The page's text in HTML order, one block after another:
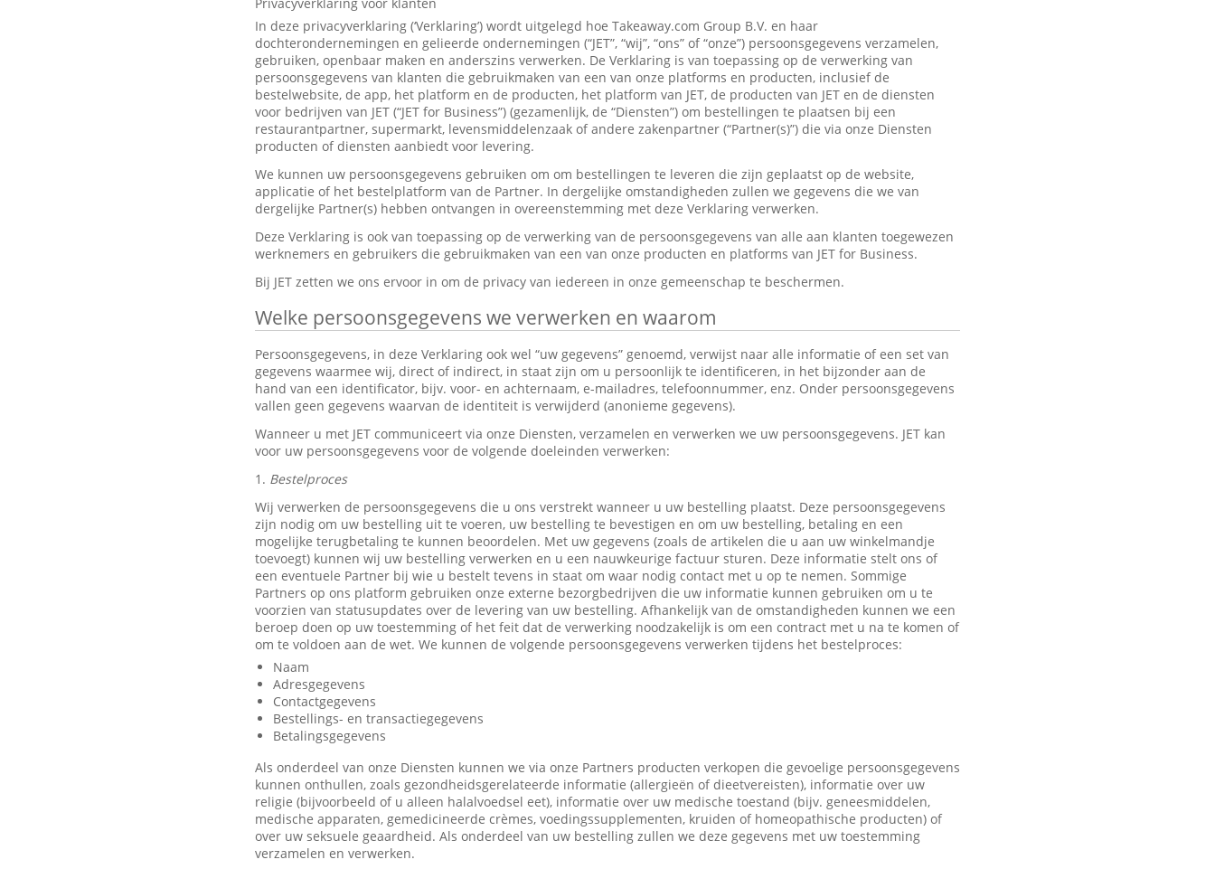
In deze privacyverklaring (‘Verklaring’) wordt uitgelegd hoe Takeaway.com Group B.V. en haar
dochterondernemingen en gelieerde ondernemingen (“JET”, “wij”, “ons” of “onze”) persoonsgegevens verzamelen,
gebruiken, openbaar maken en anderszins verwerken. De Verklaring is van toepassing op de verwerking van
persoonsgegevens van klanten die gebruikmaken van een van onze platforms en producten, inclusief de
bestelwebsite, de app, het platform en de producten, het platform van JET, de producten van JET en de diensten
voor bedrijven van JET (“JET for Business”) (gezamenlijk, de “Diensten”) om bestellingen te plaatsen bij een
restaurantpartner, supermarkt, levensmiddelenzaak of andere zakenpartner (“Partner(s)”) die via onze Diensten
producten of diensten aanbiedt voor levering.
We kunnen uw persoonsgegevens gebruiken om om bestellingen te leveren die zijn geplaatst op de website,
applicatie of het bestelplatform van de Partner. In dergelijke omstandigheden zullen we gegevens die we van
dergelijke Partner(s) hebben ontvangen in overeenstemming met deze Verklaring verwerken.
Deze Verklaring is ook van toepassing op de verwerking van de persoonsgegevens van alle aan klanten toegewezen
werknemers en gebruikers die gebruikmaken van een van onze producten en platforms van JET for Business.
Bij JET zetten we ons ervoor in om de privacy van iedereen in onze gemeenschap te beschermen.
Welke persoonsgegevens we verwerken en waarom
Persoonsgegevens, in deze Verklaring ook wel “uw gegevens” genoemd, verwijst naar alle informatie of een set van
gegevens waarmee wij, direct of indirect, in staat zijn om u persoonlijk te identificeren, in het bijzonder aan de
hand van een identificator, bijv. voor- en achternaam, e-mailadres, telefoonnummer, enz. Onder persoonsgegevens
vallen geen gegevens waarvan de identiteit is verwijderd (anonieme gegevens).
Wanneer u met JET communiceert via onze Diensten, verzamelen en verwerken we uw persoonsgegevens. JET kan
voor uw persoonsgegevens voor de volgende doeleinden verwerken:
1. Bestelproces
Wij verwerken de persoonsgegevens die u ons verstrekt wanneer u uw bestelling plaatst. Deze persoonsgegevens
zijn nodig om uw bestelling uit te voeren, uw bestelling te bevestigen en om uw bestelling, betaling en een
mogelijke terugbetaling te kunnen beoordelen. Met uw gegevens (zoals de artikelen die u aan uw winkelmandje
toevoegt) kunnen wij uw bestelling verwerken en u een nauwkeurige factuur sturen. Deze informatie stelt ons of
een eventuele Partner bij wie u bestelt tevens in staat om waar nodig contact met u op te nemen. Sommige
Partners op ons platform gebruiken onze externe bezorgbedrijven die uw informatie kunnen gebruiken om u te
voorzien van statusupdates over de levering van uw bestelling. Afhankelijk van de omstandigheden kunnen we een
beroep doen op uw toestemming of het feit dat de verwerking noodzakelijk is om een contract met u na te komen of
om te voldoen aan de wet. We kunnen de volgende persoonsgegevens verwerken tijdens het bestelproces:
Naam
Adresgegevens
Contactgegevens
Bestellings- en transactiegegevens
Betalingsgegevens
Als onderdeel van onze Diensten kunnen we via onze Partners producten verkopen die gevoelige persoonsgegevens
kunnen onthullen, zoals gezondheidsgerelateerde informatie (allergieën of dieetvereisten), informatie over uw
religie (bijvoorbeeld of u alleen halalvoedsel eet), informatie over uw medische toestand (bijv. geneesmiddelen,
medische apparaten, gemedicineerde crèmes, voedingssupplementen, kruiden of homeopathische producten) of
over uw seksuele geaardheid. Als onderdeel van uw bestelling zullen we deze gegevens met uw toestemming
verzamelen en verwerken.